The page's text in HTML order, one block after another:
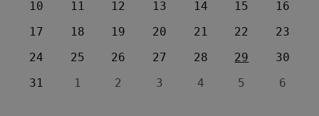
10
11 12 13 14 15
16
17
18 19 20 21 22
23
24
25 26 27 28 29
30
31
1 2 3 4 5 6